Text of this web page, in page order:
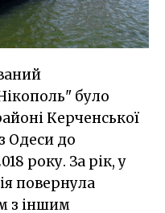
було
Керченської
Одеси до
року. За рік, у
повернула
з іншим